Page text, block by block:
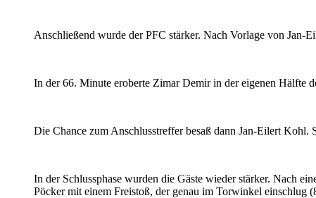
Anschließend wurde der PFC stärker. Nach Vorlage von
In der 66. Minute eroberte Zimar Demir in der eigenen Hälfte
Die Chance zum Anschlusstreffer besaß dann Jan-Eilert Kohl.
In der Schlussphase wurden die Gäste wieder stärker. Nach
Pöcker mit einem Freistoß, der genau im Torwinkel einschlug